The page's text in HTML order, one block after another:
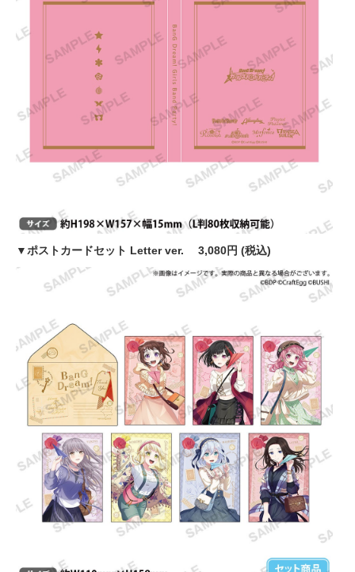
▼ポストカードセット Letter ver. 3,080円 (税込)